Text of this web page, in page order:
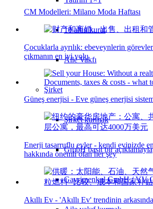
10 altın kural
Aile Vakfı
Şirket
Şirket kurmak
GmbH basit bir açıklamayla
Gayrimenkul GmbH / VV
CM Modelleri: Milano Moda Haftası
Çocuklarla ayrılık: ebeveynlerin
çıkmanın en iyi yolu
Güneş enerjisi - Eve güneş enerjisi
Enerji tasarruflu evler - kendi evinizde
hakkında önemli olan her şey
Akıllı Ev - 'Akıllı Ev' trendinin